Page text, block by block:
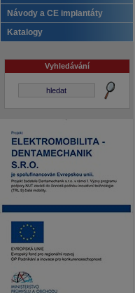
Návody a CE implantáty
Katalogy
Vyhledávání